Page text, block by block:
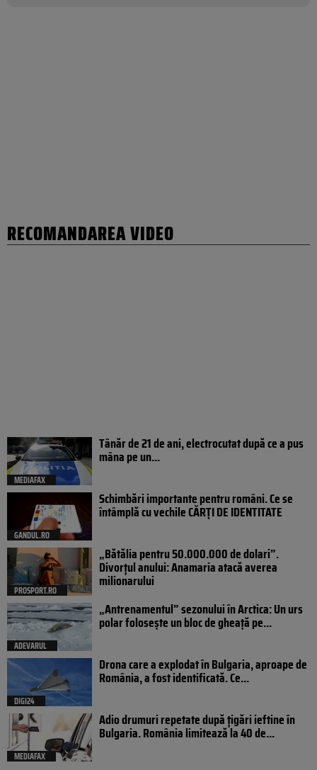
RECOMANDAREA VIDEO
MEDIAFAX
Tânăr de 21 de ani, electrocutat după ce a pus
mâna pe un...
GANDUL.RO
Schimbări importante pentru români. Ce se
întâmplă cu vechile CĂRȚI DE IDENTITATE
PROSPORT.RO
„Bătălia pentru 50.000.000 de dolari”.
Divorțul anului: Anamaria atacă averea
milionarului
ADEVARUL
„Antrenamentul” sezonului în Arctica: Un urs
polar folosește un bloc de gheață pe...
DIGI24
Drona care a explodat în Bulgaria, aproape de
România, a fost identificată. Ce...
MEDIAFAX
Adio drumuri repetate după țigări ieftine în
Bulgaria. România limitează la 40 de...